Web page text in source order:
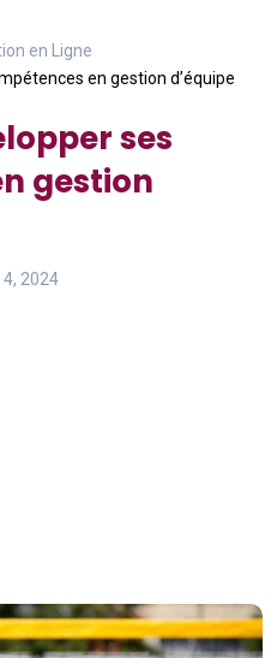
en Ligne
en gestion d’équipe
ses
gestion
2024